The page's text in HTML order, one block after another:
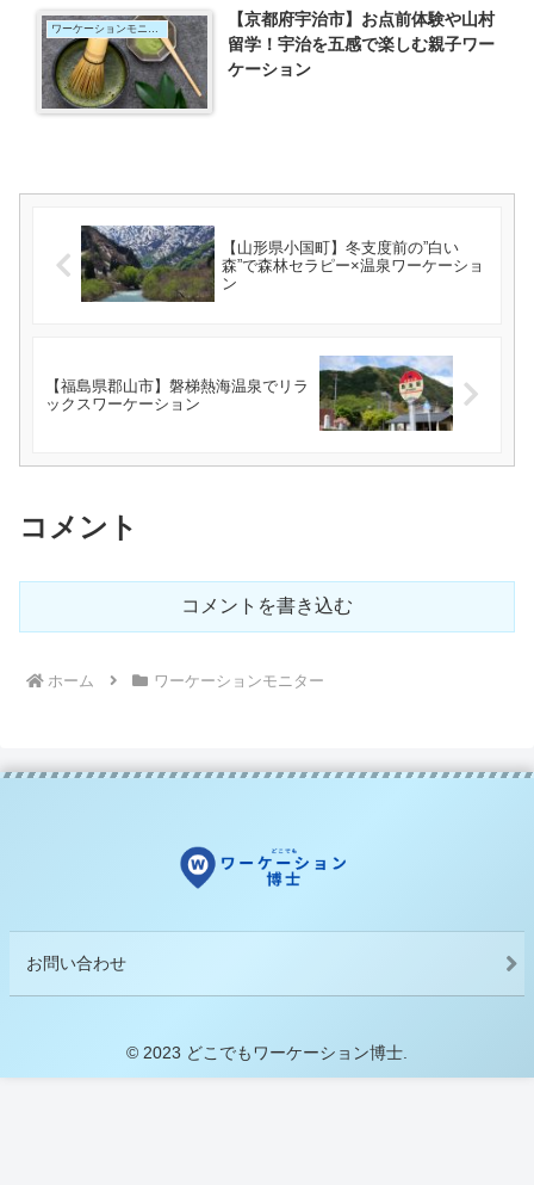
【京都府宇治市】お点前体験や山村
留学！宇治を五感で楽しむ親子ワー
ケーション
【山形県小国町】冬支度前の”白い
森”で森林セラピー×温泉ワーケーショ
ン
【福島県郡山市】磐梯熱海温泉でリラ
ックスワーケーション
コメント
コメントを書き込む
ホーム ワーケーションモニター
お問い合わせ
© 2023 どこでもワーケーション博士.